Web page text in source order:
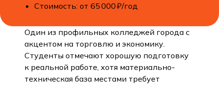
Стоимость: от 65 000 ₽/год
Один из профильных колледжей города с
акцентом на торговлю и экономику.
Студенты отмечают хорошую подготовку
к реальной работе, хотя материально-
техническая база местами требует